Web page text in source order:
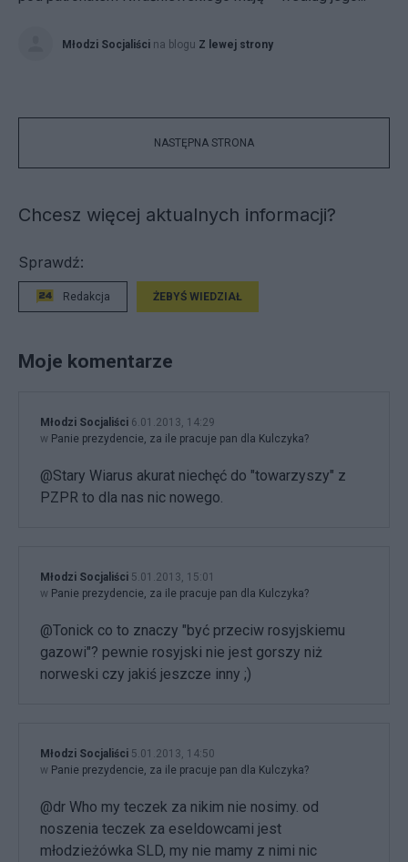
Młodzi Socjaliści na blogu Z lewej strony
NASTĘPNA STRONA
Chcesz więcej aktualnych informacji?
Sprawdź:
Redakcja ŻEBYŚ WIEDZIAŁ
Moje komentarze
Młodzi Socjaliści 6.01.2013, 14:29
w Panie prezydencie, za ile pracuje pan dla Kulczyka?
@Stary Wiarus akurat niechęć do "towarzyszy" z
PZPR to dla nas nic nowego.
Młodzi Socjaliści 5.01.2013, 15:01
w Panie prezydencie, za ile pracuje pan dla Kulczyka?
@Tonick co to znaczy "być przeciw rosyjskiemu
gazowi"? pewnie rosyjski nie jest gorszy niż
norweski czy jakiś jeszcze inny ;)
Młodzi Socjaliści 5.01.2013, 14:50
w Panie prezydencie, za ile pracuje pan dla Kulczyka?
@dr Who my teczek za nikim nie nosimy. od
noszenia teczek za eseldowcami jest
młodzieżówka SLD, my nie mamy z nimi nic